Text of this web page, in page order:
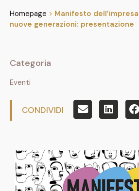
Homepage > Manifesto
nuove generazioni: presentazione
Categoria
Eventi
CONDIVIDI